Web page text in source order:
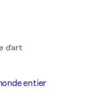
d'art
entier